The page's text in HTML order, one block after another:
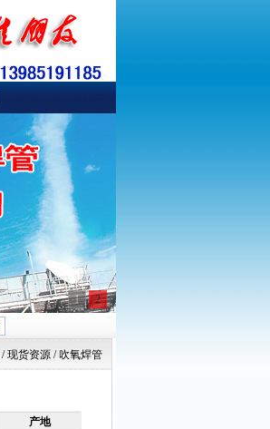
1 2
/ 现货资源 / 吹氧焊管
产地